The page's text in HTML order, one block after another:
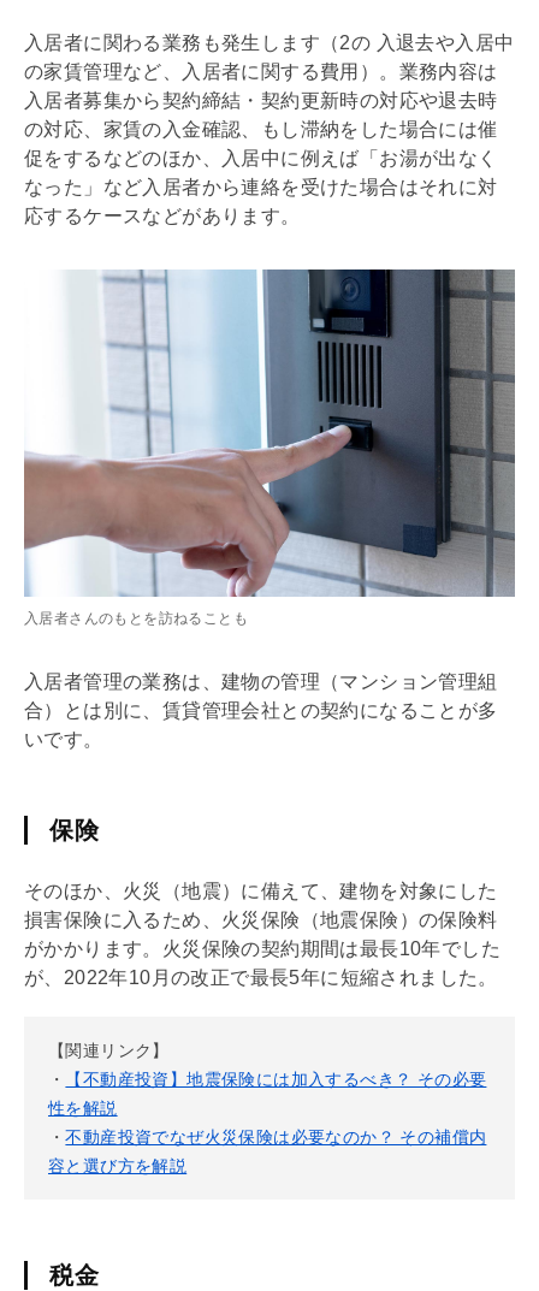
入居者に関わる業務も発生します（2の 入退去や入居中
の家賃管理など、入居者に関する費用）。業務内容は
入居者募集から契約締結・契約更新時の対応や退去時
の対応、家賃の入金確認、もし滞納をした場合には催
促をするなどのほか、入居中に例えば「お湯が出なく
なった」など入居者から連絡を受けた場合はそれに対
応するケースなどがあります。
入居者さんのもとを訪ねることも
入居者管理の業務は、建物の管理（マンション管理組
合）とは別に、賃貸管理会社との契約になることが多
いです。
保険
そのほか、火災（地震）に備えて、建物を対象にした
損害保険に入るため、火災保険（地震保険）の保険料
がかかります。火災保険の契約期間は最長10年でした
が、2022年10月の改正で最長5年に短縮されました。
【関連リンク】
・
【不動産投資】地震保険には加入するべき？ その必要
性を解説
・不動産投資でなぜ火災保険は必要なのか？ その補償内
容と選び方を解説
税金